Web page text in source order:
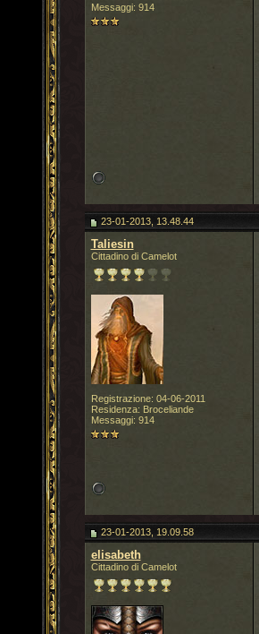
Messaggi: 914
23-01-2013, 13.48.44
Taliesin
Cittadino di Camelot
Registrazione: 04-06-2011
Residenza: Broceliande
Messaggi: 914
23-01-2013, 19.09.58
elisabeth
Cittadino di Camelot